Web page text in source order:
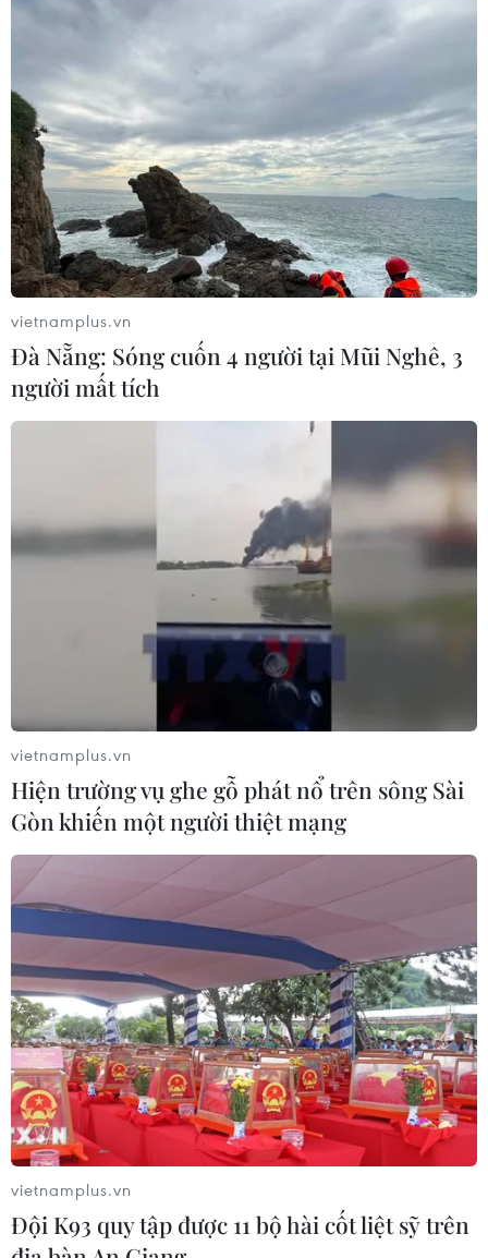
TIN CÙNG CHUYÊN MỤC
Xe tải va chạm xe máy tại Đắk Lắk
làm hai người thương vong
Chuyển Bộ Công an thông tin 7 cá
nhân bán vàng không rõ nguồn gốc
08/08/2026 14:37
Olympic Trí tuệ nhân
tạo quốc tế 2026: 7/8 học sinh Việt
Nam đoạt huy chương
08/08/2026 14:24
Áp thấp nhiệt đới đã suy yếu thành
một vùng áp thấp
vietnamplus.vn
Đà Nẵng: Sóng cuốn 4 người tại Mũi Nghê, 3
người mất tích
vietnamplus.vn
Hiện trường vụ ghe gỗ phát nổ trên sông Sài
Gòn khiến một người thiệt mạng
vietnamplus.vn
Đội K93 quy tập được 11 bộ hài cốt liệt sỹ trên